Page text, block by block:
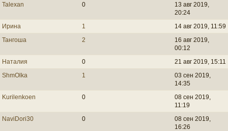
Talexan
0
13 авг 2019,
20:24
Ирина
1
14 авг 2019, 11:59
Тангоша
2
16 авг 2019,
00:12
Наталия
0
21 авг 2019, 15:11
ShmOlka
1
03 сен 2019,
14:35
Kurilenkoen
0
08 сен 2019,
11:19
NaviDori30
0
08 сен 2019,
16:26